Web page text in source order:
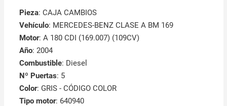
Pieza: CAJA CAMBIOS
Vehículo: MERCEDES-BENZ CLASE A BM 169
Motor: A 180 CDI (169.007) (109CV)
Año: 2004
Combustible: Diesel
Nº Puertas: 5
Color: GRIS - CÓDIGO COLOR
Tipo motor: 640940